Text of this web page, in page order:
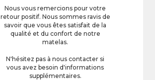
Nous vous remercions pour votre
retour positif. Nous sommes ravis de
savoir que vous êtes satisfait de la
qualité et du confort de notre
matelas.
N'hésitez pas à nous contacter si
vous avez besoin d'informations
supplémentaires.